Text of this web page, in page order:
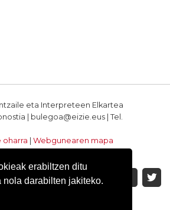
erabiltzen ditu
nola darabilten jakiteko.
eta Interpreteen Elkartea
| bulegoa@eizie.eus | Tel.
oharra
Webgunearen mapa